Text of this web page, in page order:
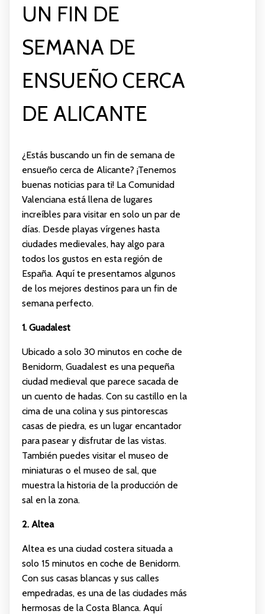
UN FIN DE
SEMANA DE
ENSUEÑO CERCA
DE ALICANTE
¿Estás buscando un fin de semana de
ensueño cerca de Alicante? ¡Tenemos
buenas noticias para ti! La Comunidad
Valenciana está llena de lugares
increíbles para visitar en solo un par de
días. Desde playas vírgenes hasta
ciudades medievales, hay algo para
todos los gustos en esta región de
España. Aquí te presentamos algunos
de los mejores destinos para un fin de
semana perfecto.
1. Guadalest
Ubicado a solo 30 minutos en coche de
Benidorm, Guadalest es una pequeña
ciudad medieval que parece sacada de
un cuento de hadas. Con su castillo en la
cima de una colina y sus pintorescas
casas de piedra, es un lugar encantador
para pasear y disfrutar de las vistas.
También puedes visitar el museo de
miniaturas o el museo de sal, que
muestra la historia de la producción de
sal en la zona.
2. Altea
Altea es una ciudad costera situada a
solo 15 minutos en coche de Benidorm.
Con sus casas blancas y sus calles
empedradas, es una de las ciudades más
hermosas de la Costa Blanca. Aquí